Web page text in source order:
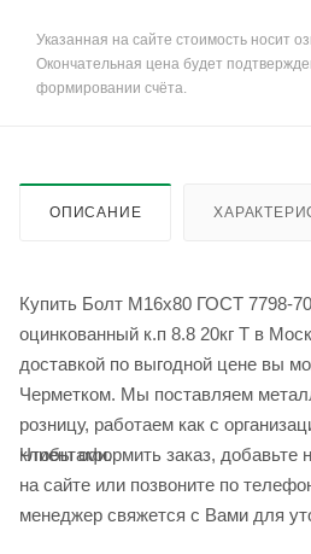
Указанная на сайте стоимость носит
Окончательная цена будет
формировании счёта.
ОПИСАНИЕ
Купить Болт М16x80 ГОСТ 7798-
оцинкованный к.п 8.8 20кг Т в
доставкой по выгодной цене вы
Черметком. Мы поставляем
розницу, работаем как с
клиентами.
Чтобы оформить заказ, добавьте
на сайте или позвоните по
менеджер свяжется с Вами для